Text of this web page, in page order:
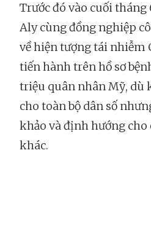
Trước đó vào cuối tháng
Aly cùng đồng nghiệp
về hiện tượng tái nhiễm
tiến hành trên hồ sơ
triệu quân nhân Mỹ, dù
cho toàn bộ dân số
khảo và định hướng cho
khác.